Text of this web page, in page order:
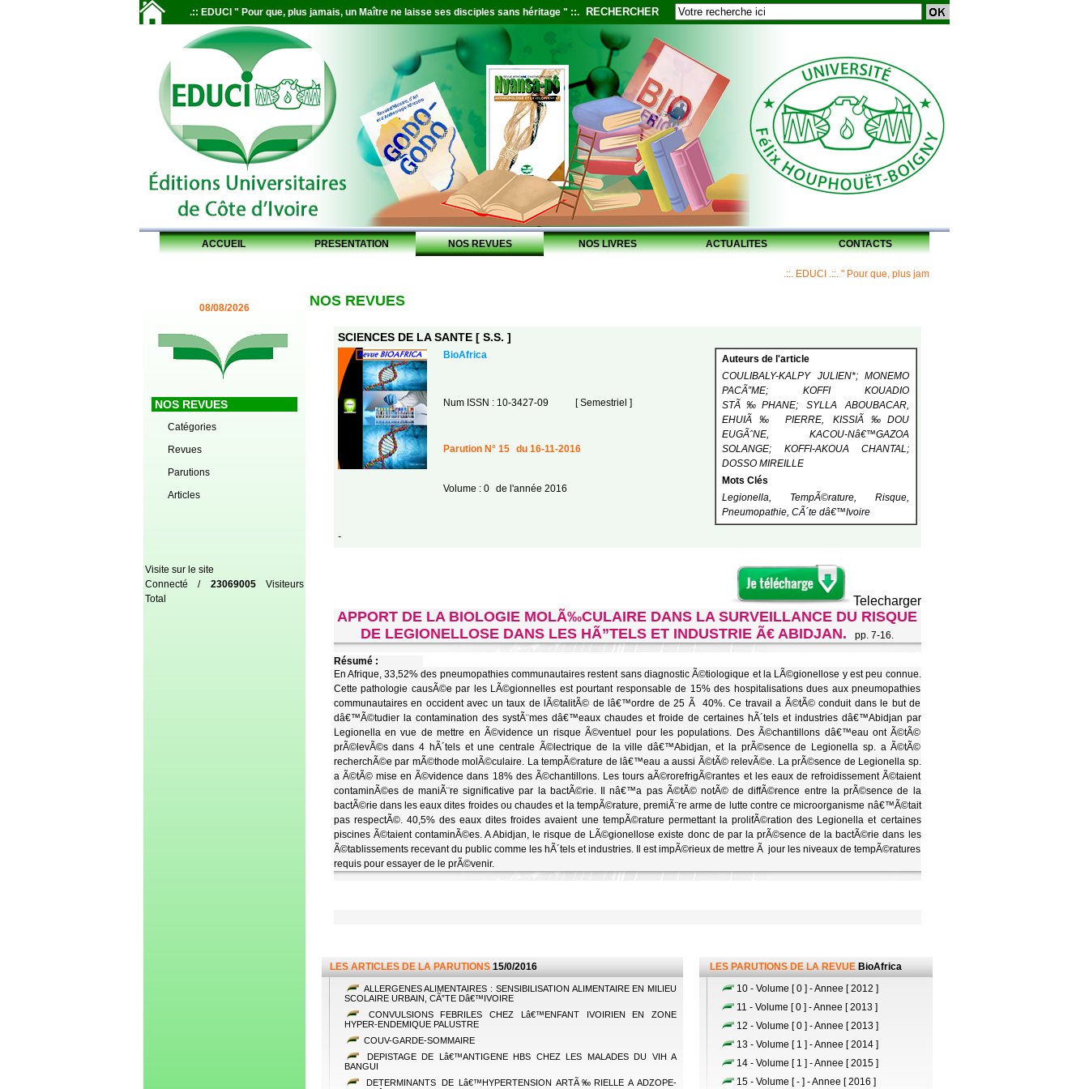
.:: EDUCI " Pour que, plus jamais, un Maître ne laisse ses disciples sans héritage " ::. RECHERCHER
ACCUEIL PRESENTATION NOS REVUES NOS LIVRES ACTUALITES CONTACTS
.::. EDUCI .::. " Pour que, plus jamais, un Maître ne laisse ses disciples
08/08/2026
NOS REVUES
Catégories
Revues
Parutions
Articles
Visite sur le site
Connecté / 23069005Visiteurs
Total
NOS REVUES
SCIENCES DE LA SANTE [ S.S. ]
BioAfrica
Auteurs de l'article
COULIBALY-KALPY JULIEN*; MONEMO
PACÃ”ME; KOFFI KOUADIO
STÃ‰PHANE; SYLLA ABOUBACAR,
EHUIÃ‰ PIERRE, KISSIÃ‰DOU
EUGÃˆNE, KACOU-Nâ€™GAZOA
SOLANGE; KOFFI-AKOUA CHANTAL;
DOSSO MIREILLE
Mots Clés
Legionella, TempÃ©rature, Risque,
Pneumopathie, CÃ´te dâ€™Ivoire
Num ISSN : 10-3427-09 [ Semestriel ]
Parution N° 15 du 16-11-2016
Volume : 0 de l'année 2016
-
Telecharger
APPORT DE LA BIOLOGIE MOLÃ‰CULAIRE DANS LA SURVEILLANCE DU RISQUE
DE LEGIONELLOSE DANS LES HÃ”TELS ET INDUSTRIE Ã€ ABIDJAN.
pp. 7-16.
Résumé :
En Afrique, 33,52% des pneumopathies communautaires restent sans diagnostic Ã©tiologique et la LÃ©gionellose y est peu connue.
Cette pathologie causÃ©e par les LÃ©gionnelles est pourtant responsable de 15% des hospitalisations dues aux pneumopathies
communautaires en occident avec un taux de lÃ©talitÃ© de lâ€™ordre de 25 Ã 40%. Ce travail a Ã©tÃ© conduit dans le but de
dâ€™Ã©tudier la contamination des systÃ¨mes dâ€™eaux chaudes et froide de certaines hÃ´tels et industries dâ€™Abidjan par
Legionella en vue de mettre en Ã©vidence un risque Ã©ventuel pour les populations. Des Ã©chantillons dâ€™eau ont Ã©tÃ©
prÃ©levÃ©s dans 4 hÃ´tels et une centrale Ã©lectrique de la ville dâ€™Abidjan, et la prÃ©sence de Legionella sp. a Ã©tÃ©
recherchÃ©e par mÃ©thode molÃ©culaire. La tempÃ©rature de lâ€™eau a aussi Ã©tÃ© relevÃ©e. La prÃ©sence de Legionella sp.
a Ã©tÃ© mise en Ã©vidence dans 18% des Ã©chantillons. Les tours aÃ©rorefrigÃ©rantes et les eaux de refroidissement Ã©taient
contaminÃ©es de maniÃ¨re significative par la bactÃ©rie. Il nâ€™a pas Ã©tÃ© notÃ© de diffÃ©rence entre la prÃ©sence de la
bactÃ©rie dans les eaux dites froides ou chaudes et la tempÃ©rature, premiÃ¨re arme de lutte contre ce microorganisme nâ€™Ã©tait
pas respectÃ©. 40,5% des eaux dites froides avaient une tempÃ©rature permettant la prolifÃ©ration des Legionella et certaines
piscines Ã©taient contaminÃ©es. A Abidjan, le risque de LÃ©gionellose existe donc de par la prÃ©sence de la bactÃ©rie dans les
Ã©tablissements recevant du public comme les hÃ´tels et industries. Il est impÃ©rieux de mettre Ã jour les niveaux de tempÃ©ratures
requis pour essayer de le prÃ©venir.
LES ARTICLES DE LA PARUTIONS 15/0/2016
ALLERGENES ALIMENTAIRES : SENSIBILISATION ALIMENTAIRE EN MILIEU
SCOLAIRE URBAIN, CÃ”TE Dâ€™IVOIRE
CONVULSIONS FEBRILES CHEZ Lâ€™ENFANT IVOIRIEN EN ZONE
HYPER-ENDEMIQUE PALUSTRE
COUV-GARDE-SOMMAIRE
DEPISTAGE DE Lâ€™ANTIGENE HBS CHEZ LES MALADES DU VIH A
BANGUI
DETERMINANTS DE Lâ€™HYPERTENSION ARTÃ‰RIELLE A ADZOPE-
LES PARUTIONS DE LA REVUE BioAfrica
10 - Volume [ 0 ] - Annee [ 2012 ]
11 - Volume [ 0 ] - Annee [ 2013 ]
12 - Volume [ 0 ] - Annee [ 2013 ]
13 - Volume [ 1 ] - Annee [ 2014 ]
14 - Volume [ 1 ] - Annee [ 2015 ]
15 - Volume [ - ] - Annee [ 2016 ]